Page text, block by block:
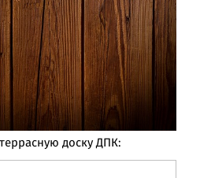
доску ДПК: